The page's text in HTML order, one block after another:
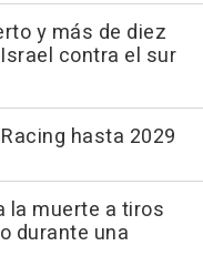
y más de diez
contra el sur
hasta 2029
la muerte a tiros
durante una